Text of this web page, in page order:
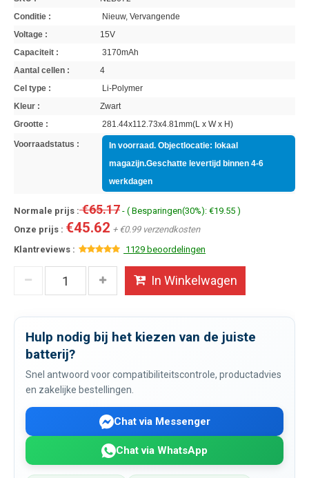
Conditie :
Nieuw, Vervangende
Voltage :
15V
Capaciteit :
3170mAh
Aantal cellen :
4
Cel type :
Li-Polymer
Kleur :
Zwart
Grootte :
281.44x112.73x4.81mm(L x W x H)
Voorraadstatus :
In voorraad. Objectlocatie: lokaal
magazijn.Geschatte levertijd binnen 4-6
werkdagen
Normale prijs :€65.17 - ( Besparingen(30%): €19.55 )
Onze prijs : €45.62 + €0.99 verzendkosten
Klantreviews :
1129 beoordelingen
In Winkelwagen
Hulp nodig bij het kiezen van de juiste
batterij?
Snel antwoord voor compatibiliteitscontrole, productadvies
en zakelijke bestellingen.
Chat via Messenger
Chat via WhatsApp